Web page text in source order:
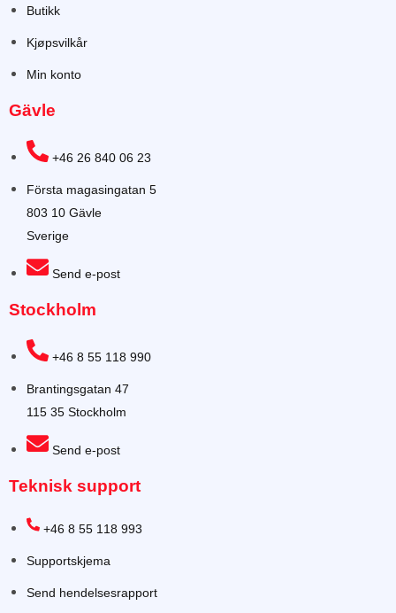
Butikk
Kjøpsvilkår
Min konto
Gävle
+46 26 840 06 23
Första magasingatan 5
803 10 Gävle
Sverige
Send e-post
Stockholm
+46 8 55 118 990
Brantingsgatan 47
115 35 Stockholm
Send e-post
Teknisk support
+46 8 55 118 993
Supportskjema
Send hendelsesrapport